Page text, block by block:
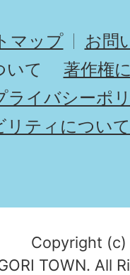
マップ
お問
いて
著作権
ライバシーポ
リティについて
Copyright (c)
TOWN. All